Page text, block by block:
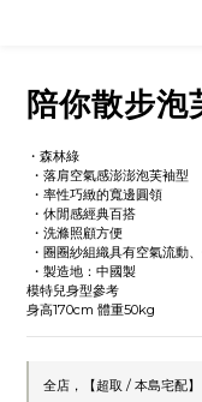
陪你散步
・森林綠
・落肩空氣感澎澎泡芙袖型
・率性巧緻的寬邊圓領
・休閒感經典百搭
・洗滌照顧方便
・圈圈紗組織具有空氣流動
・製造地：中國製
模特兒身型參考
身高170cm 體重50kg
全店，【超取 / 本島宅配